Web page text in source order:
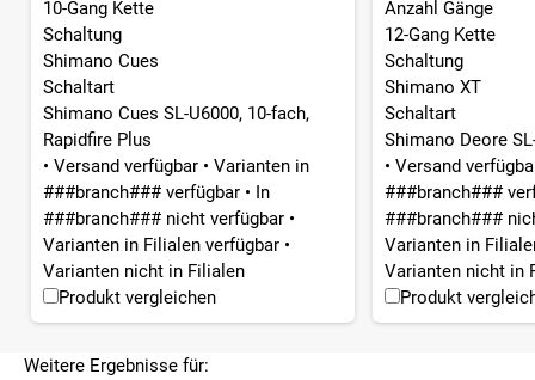
10-Gang Kette
Schaltung
Shimano Cues
Schaltart
Shimano Cues SL-U6000, 10-fach,
Rapidfire Plus
• Versand verfügbar • Varianten in
###branch### verfügbar • In
###branch### nicht verfügbar •
Varianten in Filialen verfügbar •
Varianten nicht in Filialen
Produkt vergleichen
Anzahl Gänge
12-Gang Kette
Schaltung
Shimano XT
Schaltart
Shimano Deore
• Versand
###branch###
###branch###
Varianten in
Varianten nicht in
Produkt
Weitere Ergebnisse für: